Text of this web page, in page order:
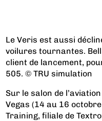
Le Veris est aussi
voilures tournantes.
client de lancement,
505. © TRU simulation
Sur le salon de
Vegas (14 au 16
Training, filiale de